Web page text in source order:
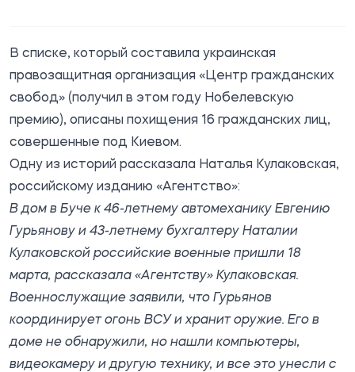
В списке, который составила украинская
правозащитная организация «Центр гражданских
свобод» (получил в этом году Нобелевскую
премию), описаны похищения 16 гражданских лиц,
совершенные под Киевом.
Одну из историй рассказала Наталья Кулаковская,
российскому изданию «Агентство»:
В дом в Буче к 46-летнему автомеханику Евгению
Гурьянову и 43-летнему бухгалтеру Наталии
Кулаковской российские военные пришли 18
марта, рассказала «Агентству» Кулаковская.
Военнослужащие заявили, что Гурьянов
координирует огонь ВСУ и хранит оружие. Его в
доме не обнаружили, но нашли компьютеры,
видеокамеру и другую технику, и все это унесли с